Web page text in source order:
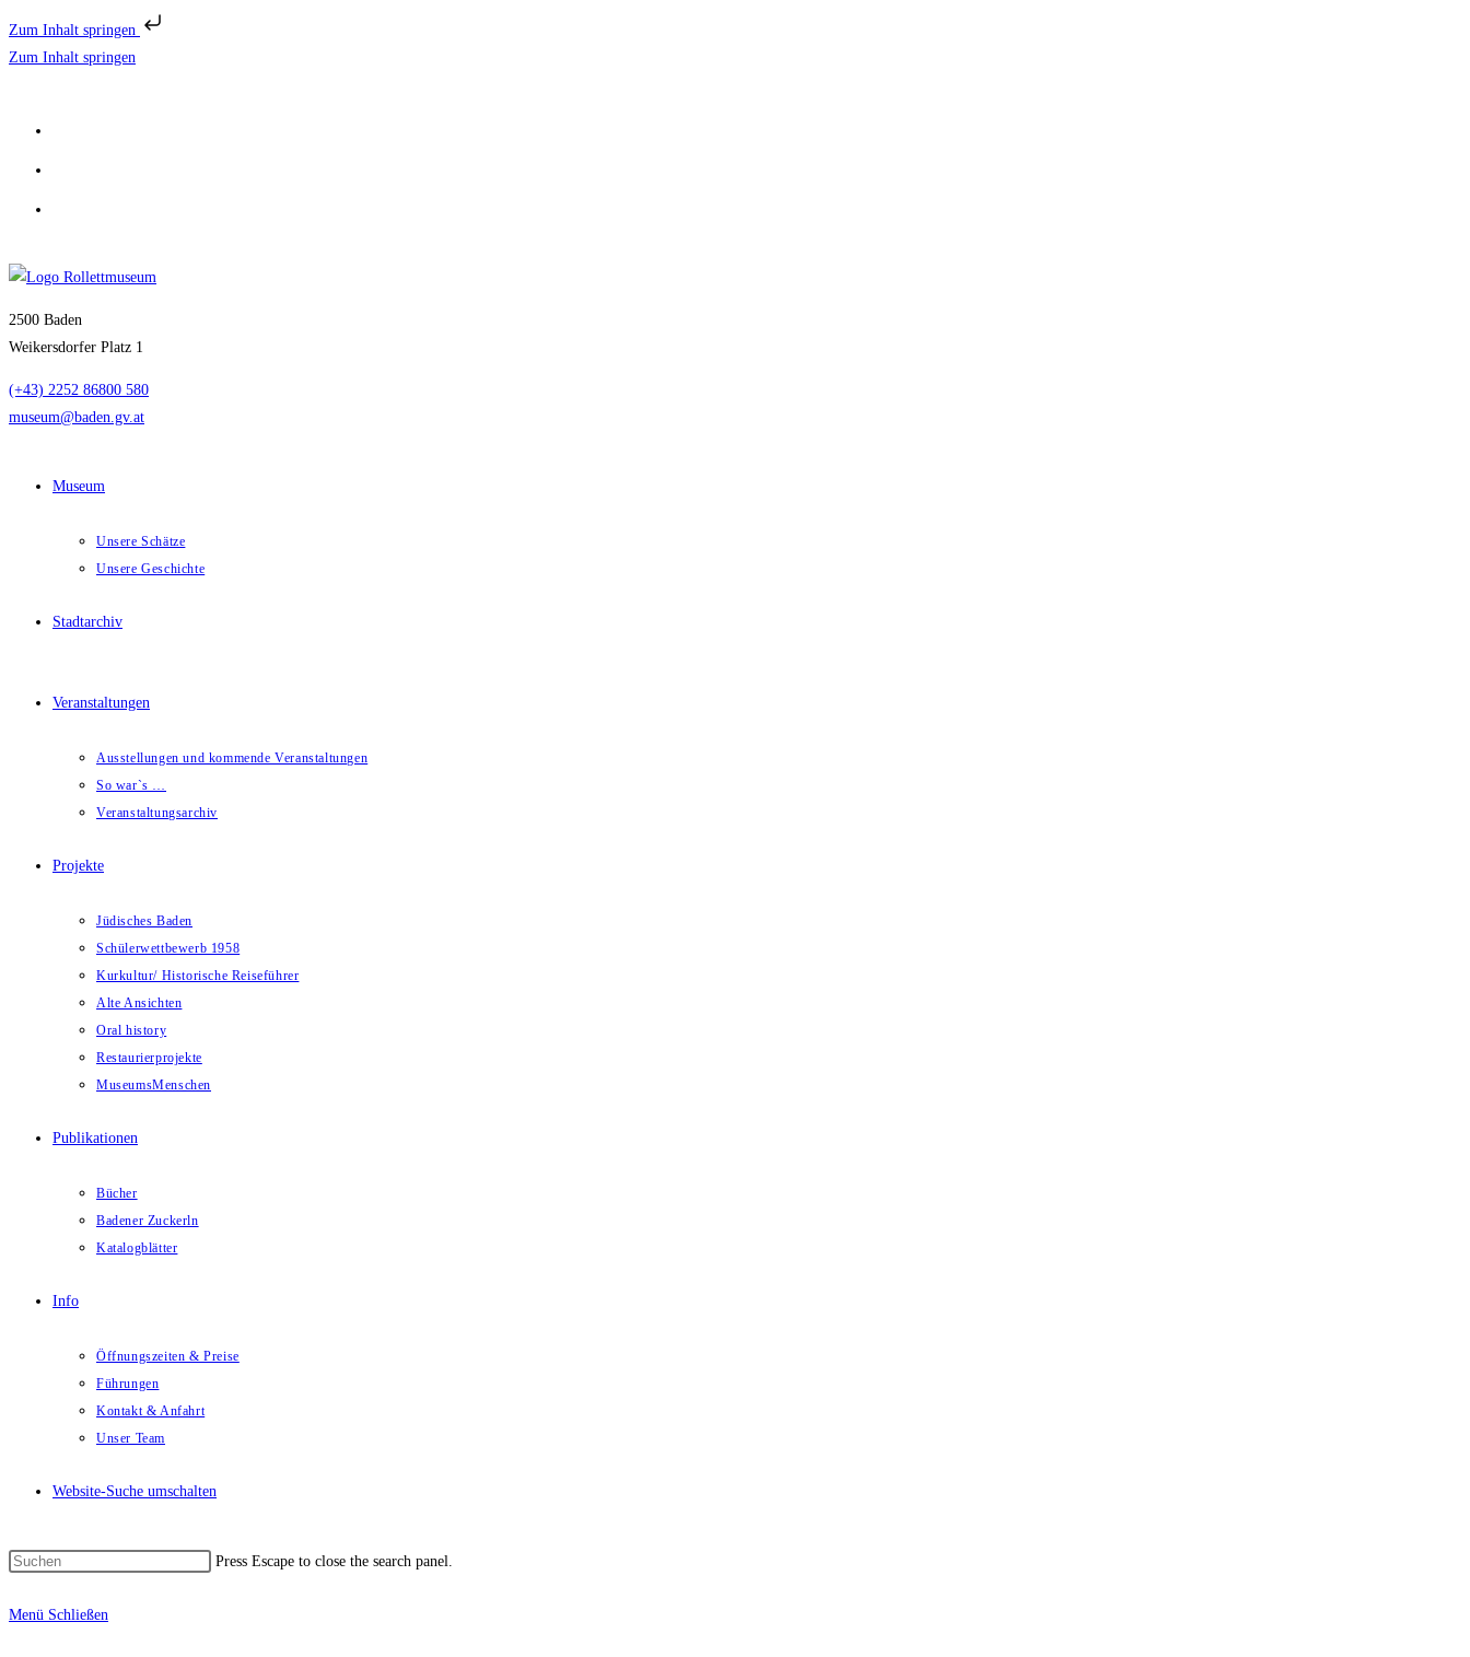
Zum Inhalt springen
Zum Inhalt springen
2500 Baden
Weikersdorfer Platz 1
(+43) 2252 86800 580
museum@baden.gv.at
Museum
Unsere Schätze
Unsere Geschichte
Stadtarchiv
Veranstaltungen
Ausstellungen und kommende Veranstaltungen
So war`s …
Veranstaltungsarchiv
Projekte
Jüdisches Baden
Schülerwettbewerb 1958
Kurkultur/ Historische Reiseführer
Alte Ansichten
Oral history
Restaurierprojekte
MuseumsMenschen
Publikationen
Bücher
Badener Zuckerln
Katalogblätter
Info
Öffnungszeiten & Preise
Führungen
Kontakt & Anfahrt
Unser Team
Website-Suche umschalten
Press Escape to close the search panel.
Menü Schließen